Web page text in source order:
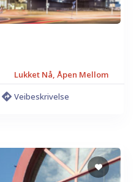
Lukket Nå, Åpen Mellom
Veibeskrivelse